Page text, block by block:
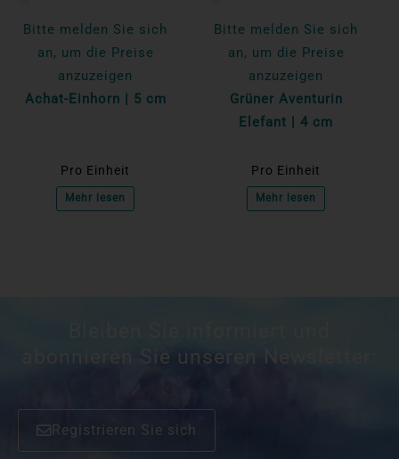
Bitte melden Sie sich
an, um die Preise
anzuzeigen
Achat-Einhorn | 5 cm
Pro Einheit
Mehr lesen
Bitte melden Sie sich
an, um die Preise
anzuzeigen
Grüner Aventurin
Elefant | 4 cm
Pro Einheit
Mehr lesen
abonnieren Sie unseren Newsletter:
Registrieren Sie sich